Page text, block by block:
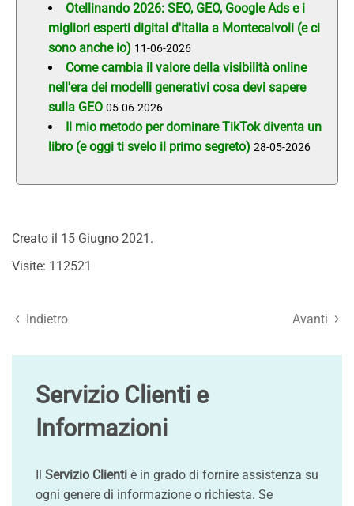
Otellinando 2026: SEO, GEO, Google Ads e i
migliori esperti digital d'Italia a Montecalvoli (e ci
sono anche io) 11-06-2026
Come cambia il valore della visibilità online
nell'era dei modelli generativi cosa devi sapere
sulla GEO 05-06-2026
Il mio metodo per dominare TikTok diventa un
libro (e oggi ti svelo il primo segreto) 28-05-2026
Creato il 15 Giugno 2021 .
Visite: 112521
Indietro Avanti
Servizio Clienti e
Informazioni
Servizio Clienti è in grado di fornire assistenza su
ogni genere di informazione o richiesta. Se